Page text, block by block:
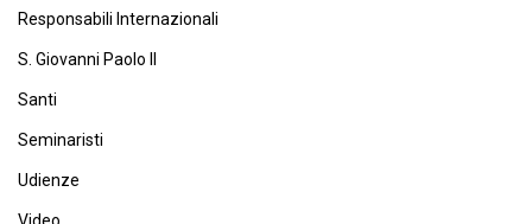
Responsabili Internazionali
S. Giovanni Paolo II
Santi
Seminaristi
Udienze